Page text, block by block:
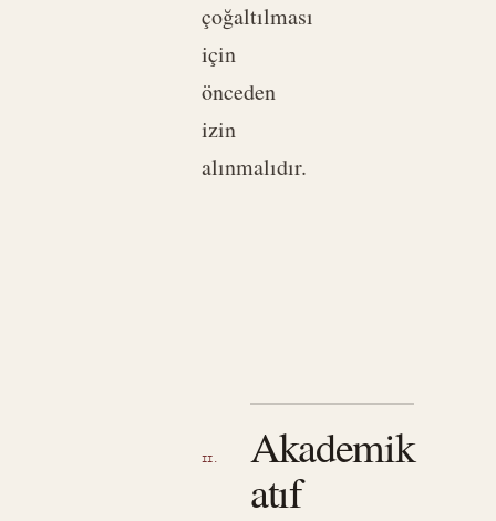
çoğaltılması
için
önceden
izin
alınmalıdır.
II.
Akademik
atıf